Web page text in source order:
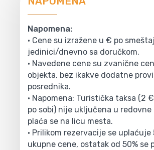
Napomena:
• Cene su izražene u € po
jedinici/dnevno sa doručkom.
• Navedene cene su zvanične
objekta, bez ikakve dodatne
posrednika.
• Napomena: Turistička taksa (2
po sobi) nije uključena u redovne
plaća se na licu mesta.
• Prilikom rezervacije se uplaćuje
ukupne cene, ostatak od 50% se